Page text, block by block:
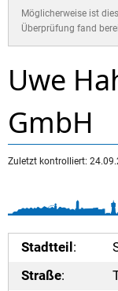
Möglicherweise ist
Überprüfung fand
Uwe
GmbH
Zuletzt kontrolliert:
Stadtteil :
Straße: